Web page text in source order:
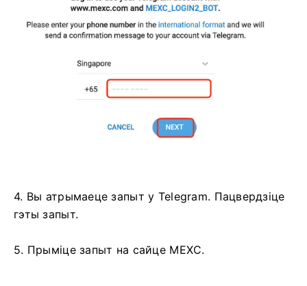
4. Вы атрымаеце запыт у Telegram. Пацвердзіце
гэты запыт.
5. Прыміце запыт на сайце MEXC.